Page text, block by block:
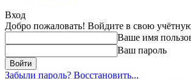
Вход
Добро пожаловать! Войдите в свою
Ваше имя
Ваш пароль
Забыли пароль? Восстановить...